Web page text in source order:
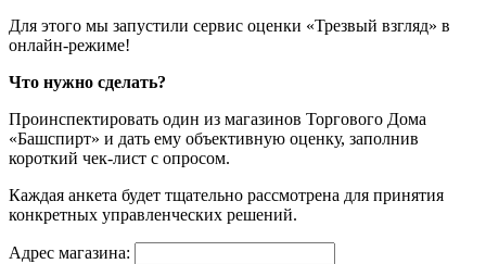
Для этого мы запустили сервис оценки «Трезвый взгляд» в
онлайн-режиме!
Что нужно сделать?
Проинспектировать один из магазинов Торгового Дома
«Башспирт» и дать ему объективную оценку, заполнив
короткий чек-лист с опросом.
Каждая анкета будет тщательно рассмотрена для принятия
конкретных управленческих решений.
Адрес магазина: